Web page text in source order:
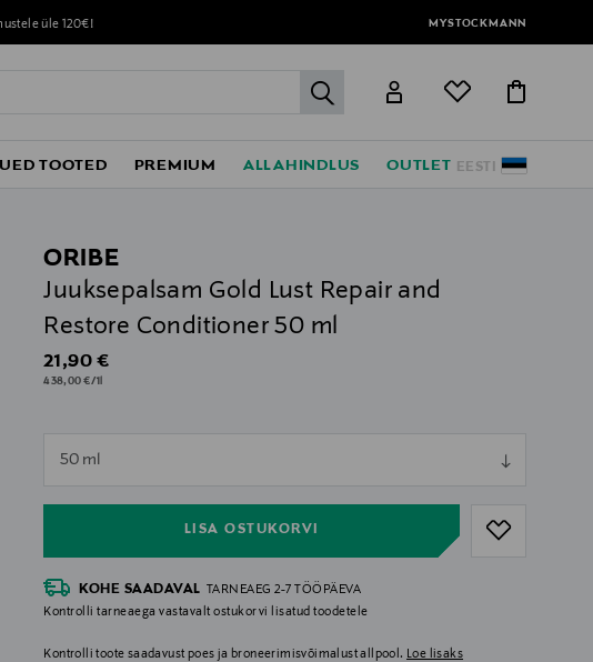
üle 120€! MYSTOCKMANN
label.header.go
EESTI
TOOTED PREMIUM ALLAHINDLUS OUTLET
ORIBE
Juuksepalsam Gold Lust Repair and
Restore Conditioner 50 ml
Original Price
21,90 €
438,00 €/1l
50 ml
LISA OSTUKORVI
null
KOHE SAADAVAL TARNEAEG 2-7 TÖÖPÄEVA
Kontrolli tarneaega vastavalt ostukorvi lisatud toodetele
Kontrolli toote saadavust poes ja broneerimisvõimalust allpool. Loe lisaks